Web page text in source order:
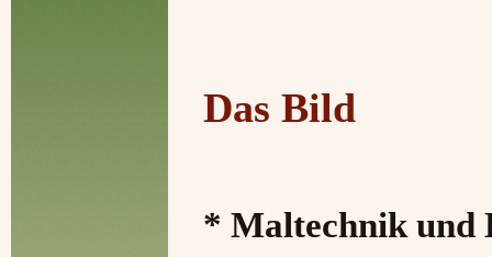
Das Bild
* Maltechnik und